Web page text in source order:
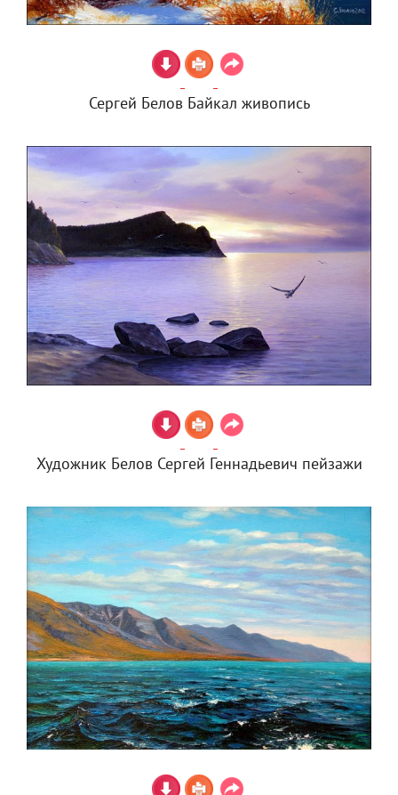
Сергей Белов Байкал живопись
Художник Белов Сергей Геннадьевич пейзажи